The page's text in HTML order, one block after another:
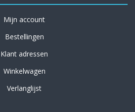
Mijn account
Bestellingen
Klant adressen
Winkelwagen
Verlanglijst